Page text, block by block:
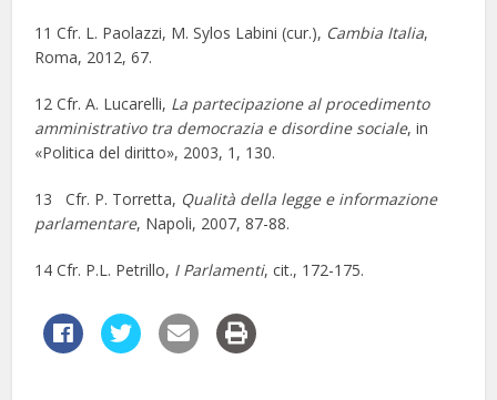
11 Cfr. L. Paolazzi, M. Sylos Labini (cur.), Cambia Italia,
Roma, 2012, 67.
12 Cfr. A. Lucarelli, La partecipazione al procedimento
amministrativo tra democrazia e disordine sociale, in
«Politica del diritto», 2003, 1, 130.
13 Cfr. P. Torretta, Qualità della legge e informazione
parlamentare, Napoli, 2007, 87-88.
14 Cfr. P.L. Petrillo, I Parlamenti, cit., 172-175.